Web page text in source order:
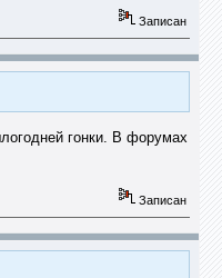
Записан
гонки. В форумах
Записан